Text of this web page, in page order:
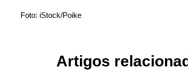
Foto: iStock/Poike
Artigos